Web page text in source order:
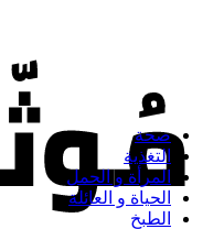
صحة
التغذية
المرأة و الحمل
الحياة و العائلة
الطبخ